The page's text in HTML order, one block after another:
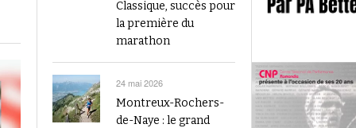
Finale du Visana Sprint ce dimanche à Berne
avec Mujinga Kambundji et plein de surprises
19 septembre 2024
Voir tout
Classique, succès pour
la première du
marathon
24 mai 2026
Montreux-Rochers-
de-Naye : le grand